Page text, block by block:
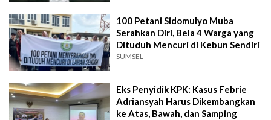
100 Petani Sidomulyo Muba
Serahkan Diri, Bela 4 Warga yang
Dituduh Mencuri di Kebun Sendiri
SUMSEL
Eks Penyidik KPK: Kasus Febrie
Adriansyah Harus Dikembangkan
ke Atas, Bawah, dan Samping